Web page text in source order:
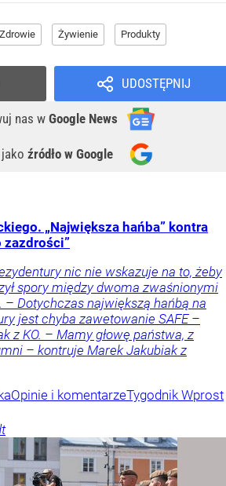
Zdrowie Żywienie Produkty
UDOSTĘPNIJ
nas w Google News
źródło w Google
„Największa hańba” kontra
zazdrości”
nic nie wskazuje na to, żeby
spory między dwoma zwaśnionymi
Dotychczas największą hańbą na
jest chyba zawetowanie SAFE –
z KO. – Mamy głowę państwa, z
– kontruje Marek Jakubiak z
Opinie i komentarzeTygodnik Wprost